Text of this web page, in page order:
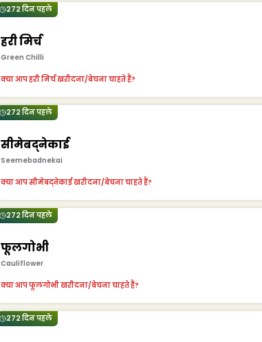
272 दिन पहले
हरी मिर्च
Green Chilli
क्या आप हरी मिर्च खरीदना/बेचना चाहते हैं?
272 दिन पहले
सीमेबद्नेकाई
Seemebadnekai
क्या आप सीमेबद्नेकाई खरीदना/बेचना चाहते हैं?
272 दिन पहले
फूलगोभी
Cauliflower
क्या आप फूलगोभी खरीदना/बेचना चाहते हैं?
272 दिन पहले